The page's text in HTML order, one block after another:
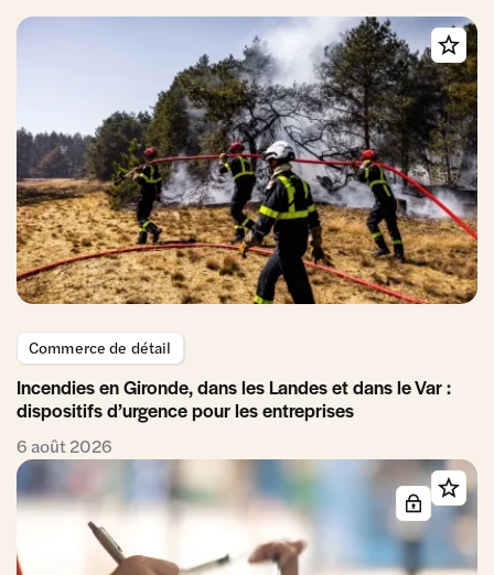
Commerce de détail
Incendies en Gironde, dans les Landes et dans le Var :
dispositifs d’urgence pour les entreprises
6 août 2026